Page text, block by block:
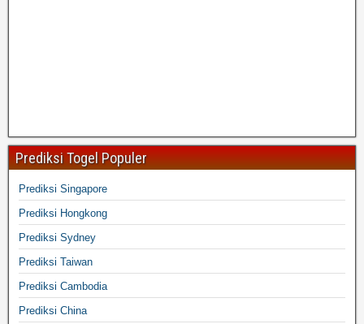
Prediksi Togel Populer
Prediksi Singapore
Prediksi Hongkong
Prediksi Sydney
Prediksi Taiwan
Prediksi Cambodia
Prediksi China